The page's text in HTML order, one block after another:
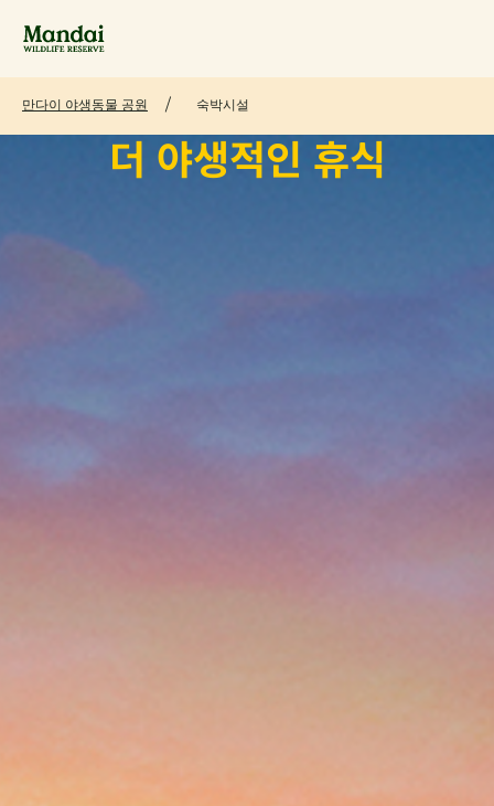
만다이 야생동물 공원 숙박시설
더 야생적인 휴식